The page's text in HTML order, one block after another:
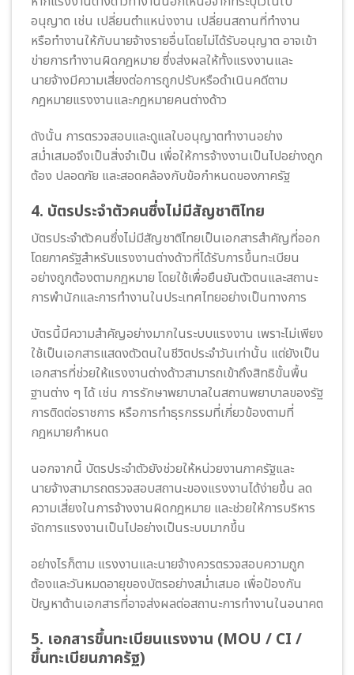
อนุญาต เช่น เปลี่ยนตำแหน่งงาน เปลี่ยนสถานที่ทำงาน
หรือทำงานให้กับนายจ้างรายอื่นโดยไม่ได้รับอนุญาต อาจเข้า
ข่ายการทำงานผิดกฎหมาย ซึ่งส่งผลให้ทั้งแรงงานและ
นายจ้างมีความเสี่ยงต่อการถูกปรับหรือดำเนินคดีตาม
กฎหมายแรงงานและกฎหมายคนต่างด้าว
ดังนั้น การตรวจสอบและดูแลใบอนุญาตทำงานอย่าง
สม่ำเสมอจึงเป็นสิ่งจำเป็น เพื่อให้การจ้างงานเป็นไปอย่างถูก
ต้อง ปลอดภัย และสอดคล้องกับข้อกำหนดของภาครัฐ
4. บัตรประจำตัวคนซึ่งไม่มีสัญชาติไทย
บัตรประจำตัวคนซึ่งไม่มีสัญชาติไทยเป็นเอกสารสำคัญที่ออก
โดยภาครัฐสำหรับแรงงานต่างด้าวที่ได้รับการขึ้นทะเบียน
อย่างถูกต้องตามกฎหมาย โดยใช้เพื่อยืนยันตัวตนและสถานะ
การพำนักและการทำงานในประเทศไทยอย่างเป็นทางการ
บัตรนี้มีความสำคัญอย่างมากในระบบแรงงาน เพราะไม่เพียง
ใช้เป็นเอกสารแสดงตัวตนในชีวิตประจำวันเท่านั้น แต่ยังเป็น
เอกสารที่ช่วยให้แรงงานต่างด้าวสามารถเข้าถึงสิทธิขั้นพื้น
ฐานต่าง ๆ ได้ เช่น การรักษาพยาบาลในสถานพยาบาลของรัฐ
การติดต่อราชการ หรือการทำธุรกรรมที่เกี่ยวข้องตามที่
กฎหมายกำหนด
นอกจากนี้ บัตรประจำตัวยังช่วยให้หน่วยงานภาครัฐและ
นายจ้างสามารถตรวจสอบสถานะของแรงงานได้ง่ายขึ้น ลด
ความเสี่ยงในการจ้างงานผิดกฎหมาย และช่วยให้การบริหาร
จัดการแรงงานเป็นไปอย่างเป็นระบบมากขึ้น
อย่างไรก็ตาม แรงงานและนายจ้างควรตรวจสอบความถูก
ต้องและวันหมดอายุของบัตรอย่างสม่ำเสมอ เพื่อป้องกัน
ปัญหาด้านเอกสารที่อาจส่งผลต่อสถานะการทำงานในอนาคต
5. เอกสารขึ้นทะเบียนแรงงาน (MOU / CI /
ขึ้นทะเบียนภาครัฐ)